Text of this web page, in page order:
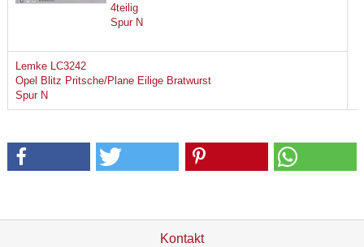
4teilig
Spur N
Lemke LC3242
Opel Blitz Pritsche/Plane Eilige Bratwurst
Spur N
Kontakt